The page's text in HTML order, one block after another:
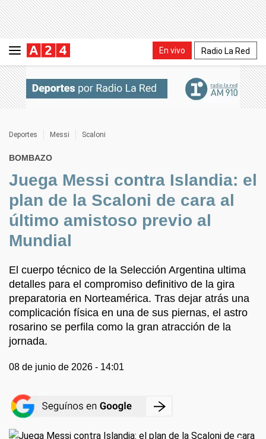
En vivo Radio La Red
Deportes Messi Scaloni
BOMBAZO
Juega Messi contra Islandia: el
plan de la Scaloni de cara al
último amistoso previo al
Mundial
El cuerpo técnico de la Selección Argentina ultima
detalles para el compromiso definitivo de la gira
preparatoria en Norteamérica. Tras dejar atrás una
complicación física en una de sus piernas, el astro
rosarino se perfila como la gran atracción de la
jornada.
08 de junio de 2026 - 14:01